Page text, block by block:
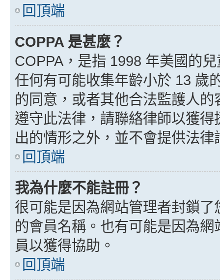
回頂端
COPPA 是甚麼？
COPPA，是指 1998 年美國的
任何有可能收集年齡小於 13 歲
的同意，或者其他合法監護人
遵守此法律，請聯絡律師以獲
出的情形之外，並不會提供法
回頂端
我為什麼不能註冊？
很可能是因為網站管理者封鎖
的會員名稱。也有可能是因為
員以獲得協助。
回頂端